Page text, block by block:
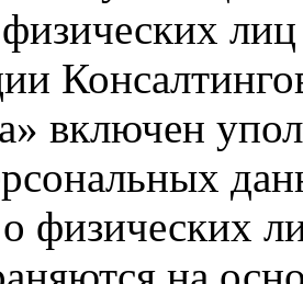
включен
физических